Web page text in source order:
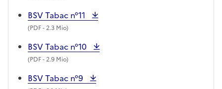
BSV Tabac n°11
(PDF- 2.3 Mio)
BSV Tabac n°10
(PDF- 2.9 Mio)
BSV Tabac n°9